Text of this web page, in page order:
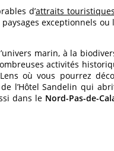
d’attraits touristiques
exceptionnels
marin, à la
activités
où vous pourrez
l’Hôtel Sandelin qui
dans le Nord-Pas-de-